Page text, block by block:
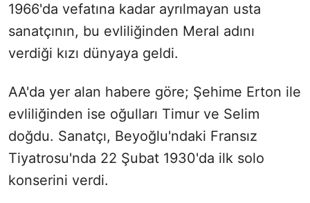
1966'da vefatına kadar ayrılmayan usta
sanatçının, bu evliliğinden Meral adını
verdiği kızı dünyaya geldi.
AA'da yer alan habere göre; Şehime Erton ile
evliliğinden ise oğulları Timur ve Selim
doğdu. Sanatçı, Beyoğlu'ndaki Fransız
Tiyatrosu'nda 22 Şubat 1930'da ilk solo
konserini verdi.